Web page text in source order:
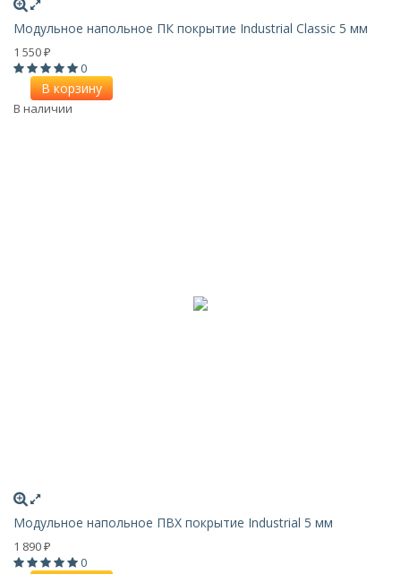
Модульное напольное ПК покрытие Industrial Classic 5 мм
1 550 ₽
0
В корзину
В наличии
Модульное напольное ПВХ покрытие Industrial 5 мм
1 890 ₽
0